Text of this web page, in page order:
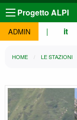
Progetto ALPI
ADMIN | it
HOME LE STAZIONI